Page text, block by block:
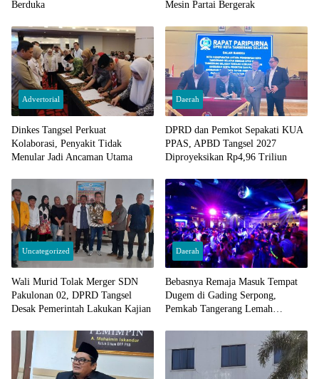
Berduka Mesin Partai Bergerak
Advertorial
Dinkes Tangsel Perkuat
Kolaborasi, Penyakit Tidak
Menular Jadi Ancaman Utama
Daerah
DPRD dan Pemkot Sepakati KUA
PPAS, APBD Tangsel 2027
Diproyeksikan Rp4,96 Triliun
Uncategorized
Wali Murid Tolak Merger SDN
Pakulonan 02, DPRD Tangsel
Desak Pemerintah Lakukan Kajian
Daerah
Bebasnya Remaja Masuk Tempat
Dugem di Gading Serpong,
Pemkab Tangerang Lemah